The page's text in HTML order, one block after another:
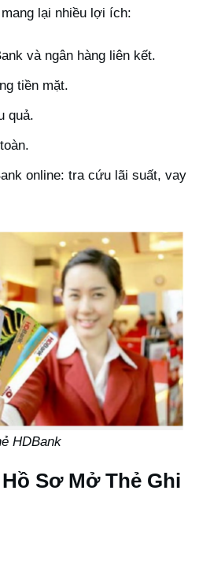
lại nhiều lợi ích:
và ngân hàng liên kết.
tiền mặt.
quả.
online: tra cứu lãi suất, vay
HDBank
Sơ Mở Thẻ Ghi